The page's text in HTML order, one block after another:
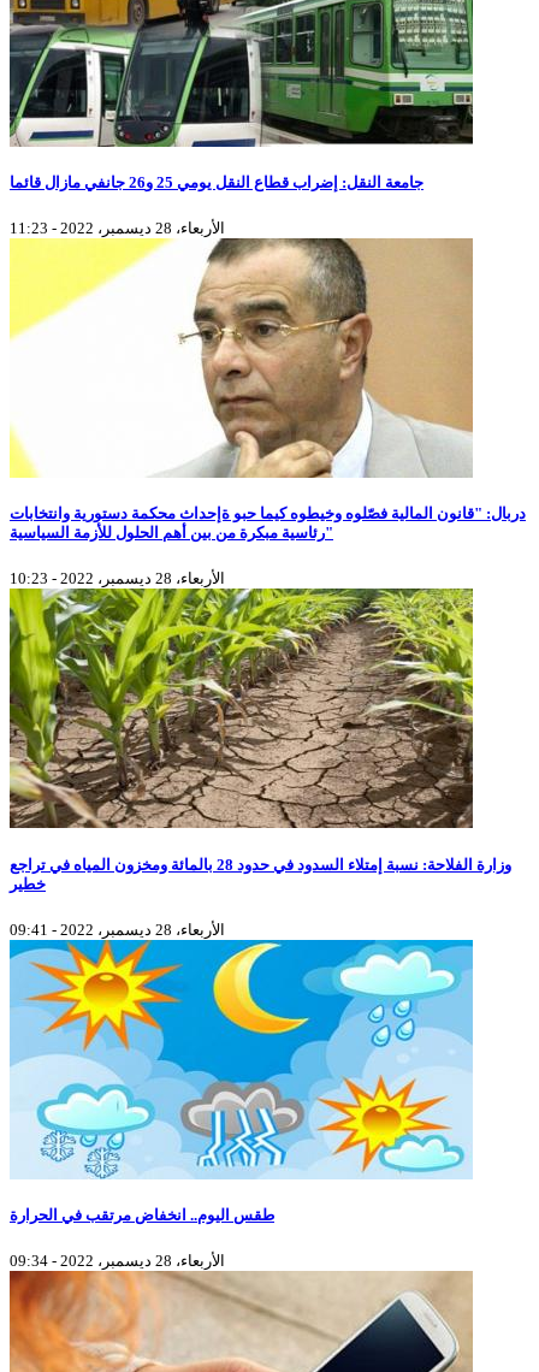
جامعة النقل: إضراب قطاع النقل يومي 25 و26 جانفي مازال قائما
الأربعاء، 28 ديسمبر، 2022 - 11:23
دربال: "قانون المالية فصّلوه وخيطوه كيما حبو ةإحداث محكمة دستورية وانتخابات
رئاسية مبكرة من بين أهم الحلول للأزمة السياسية"
الأربعاء، 28 ديسمبر، 2022 - 10:23
وزارة الفلاحة: نسبة إمتلاء السدود في حدود 28 بالمائة ومخزون المياه في تراجع
خطير
الأربعاء، 28 ديسمبر، 2022 - 09:41
طقس اليوم.. انخفاض مرتقب في الحرارة
الأربعاء، 28 ديسمبر، 2022 - 09:34